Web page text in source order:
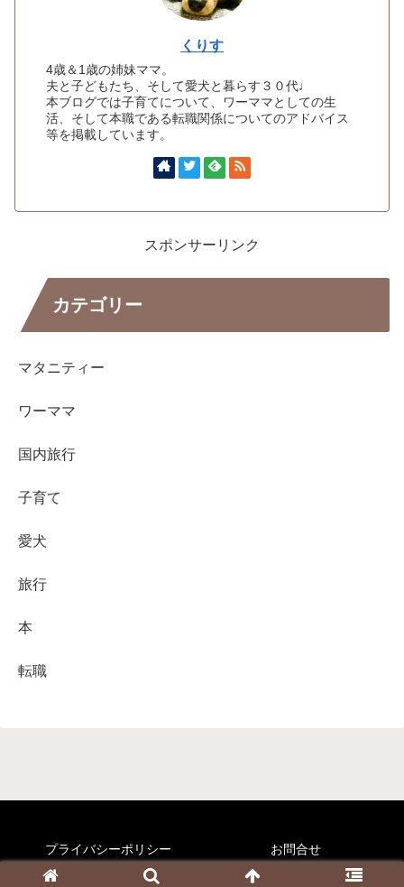
くりす
4歳＆1歳の姉妹ママ。
夫と子どもたち、そして愛犬と暮らす３０代♩
本ブログでは子育てについて、ワーママとしての生
活、そして本職である転職関係についてのアドバイス
等を掲載しています。
スポンサーリンク
カテゴリー
マタニティー
ワーママ
国内旅行
子育て
愛犬
旅行
本
転職
プライバシーポリシー お問合せ
© 2020-2026 くりすのすすめ.